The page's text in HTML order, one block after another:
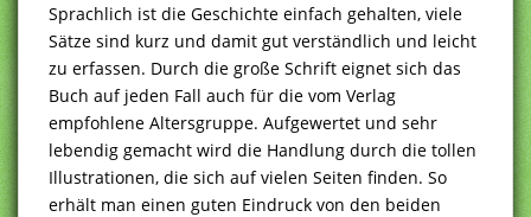
Sprachlich ist die Geschichte einfach gehalten, viele
Sätze sind kurz und damit gut verständlich und leicht
zu erfassen. Durch die große Schrift eignet sich das
Buch auf jeden Fall auch für die vom Verlag
empfohlene Altersgruppe. Aufgewertet und sehr
lebendig gemacht wird die Handlung durch die tollen
Illustrationen, die sich auf vielen Seiten finden. So
erhält man einen guten Eindruck von den beiden